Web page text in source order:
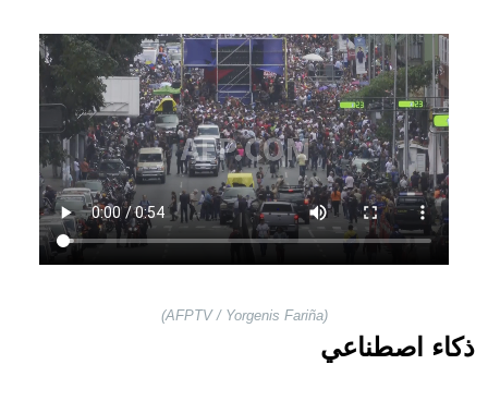
(AFPTV / Yorgenis Fariña)
ذكاء اصطناعي